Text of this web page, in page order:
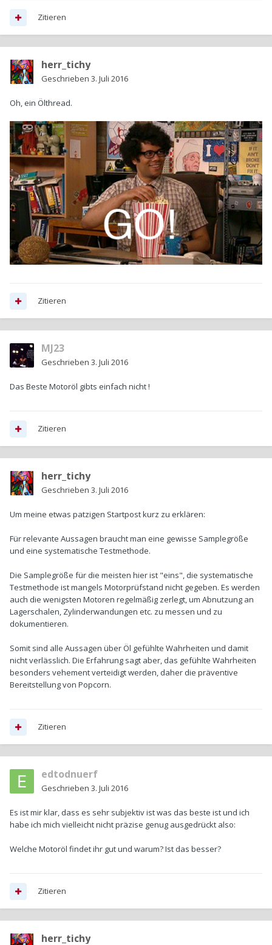
Zitieren
herr_tichy
Geschrieben 3. Juli 2016
Oh, ein Ölthread.
Zitieren
MJ23
Geschrieben 3. Juli 2016
Das Beste Motoröl gibts einfach nicht !
Zitieren
herr_tichy
Geschrieben 3. Juli 2016
Um meine etwas patzigen Startpost kurz zu erklären:
Für relevante Aussagen braucht man eine gewisse Samplegröße
und eine systematische Testmethode.
Die Samplegröße für die meisten hier ist "eins", die systematische
Testmethode ist mangels Motorprüfstand nicht gegeben. Es werden
auch die wenigsten Motoren regelmäßig zerlegt, um Abnutzung an
Lagerschalen, Zylinderwandungen etc. zu messen und zu
dokumentieren.
Somit sind alle Aussagen über Öl gefühlte Wahrheiten und damit
nicht verlässlich. Die Erfahrung sagt aber, das gefühlte Wahrheiten
besonders vehement verteidigt werden, daher die präventive
Bereitstellung von Popcorn.
Zitieren
edtodnuerf
Geschrieben 3. Juli 2016
Es ist mir klar, dass es sehr subjektiv ist was das beste ist und ich
habe ich mich vielleicht nicht präzise genug ausgedrückt also:
Welche Motoröl findet ihr gut und warum? Ist das besser?
Zitieren
herr_tichy